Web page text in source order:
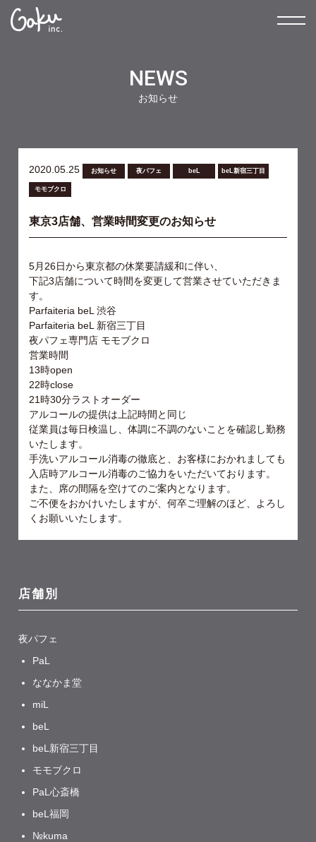
NEWS
お知らせ
2020.05.25 お知らせ 夜パフェ beL beL新宿三丁目
モモブクロ
東京3店舗、営業時間変更のお知らせ
5月 26日から東京都の休業要請緩和に伴い、
下記3店舗について時間を変更して営業させていただきま
す。
Parfaiteria beL 渋谷
Parfaiteria beL 新宿三丁目
夜パフェ専門店 モモブクロ
営業時間
13時open
22時close
21時30分ラストオーダー
アルコールの提供は上記時間と同じ
従業員は毎日検温し、体調に不調のないことを確認し勤務
いたします。
手洗いアルコール消毒の徹底と、お客様におかれましても
入店時アルコール消毒のご協力をいただいております。
また、席の間隔を空けてのご案内となります。
ご不便をおかけいたしますが、何卒ご理解のほど、よろし
くお願いいたします。
店舗別
夜パフェ
PaL
ななかま堂
miL
beL
beL新宿三丁目
モモブクロ
PaL心斎橋
beL福岡
№kuma